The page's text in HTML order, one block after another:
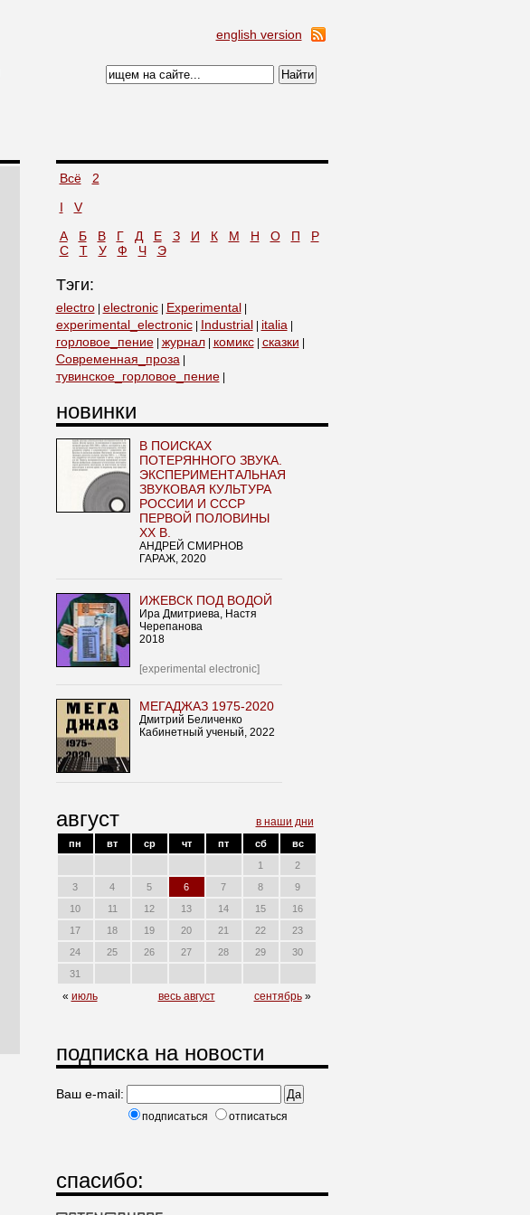
english version
Всё
2
I
V
А
Б В Г Д Е З И К М Н О П
Р
С
Т У Ф Ч Э
Тэги:
electro| electronic| Experimental
experimental_electronic| Industrial italia|
горловое_пение| журнал| комикс| сказки
Современная_проза|
тувинское_горловое_пение|
новинки
В ПОИСКАХ
ПОТЕРЯННОГО ЗВУКА.
ЭКСПЕРИМЕНТАЛЬНАЯ
ЗВУКОВАЯ КУЛЬТУРА
РОССИИ И СССР
ПЕРВОЙ ПОЛОВИНЫ
ХХ В.
АНДРЕЙ СМИРНОВ
ГАРАЖ, 2020
ИЖЕВСК ПОД ВОДОЙ
Ира Дмитриева, Настя
Черепанова
2018
[experimental electronic]
МЕГАДЖАЗ 1975-2020
Дмитрий Беличенко
Кабинетный ученый, 2022
август в наши дни
пн вт ср чт пт сб
вс
1
2
3
4 5 6 7 8
9
10
11 12 13 14 15
16
17
18 19 20 21 22
23
24
25 26 27 28 29
30
31
« июль весь август сентябрь»
подписка на новости
Ваш e-mail:
подписаться отписаться
спасибо: